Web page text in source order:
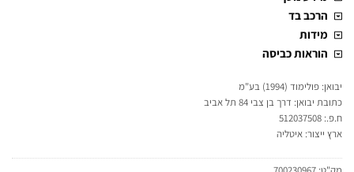
הרכב בד
מידות
הוראות כביסה
יבואן: פולימוד (1994) בע"מ
כתובת יבואן: דרך בן צבי 84 תל אביב
ח.פ.: 512037508
ארץ ייצור: איטליה